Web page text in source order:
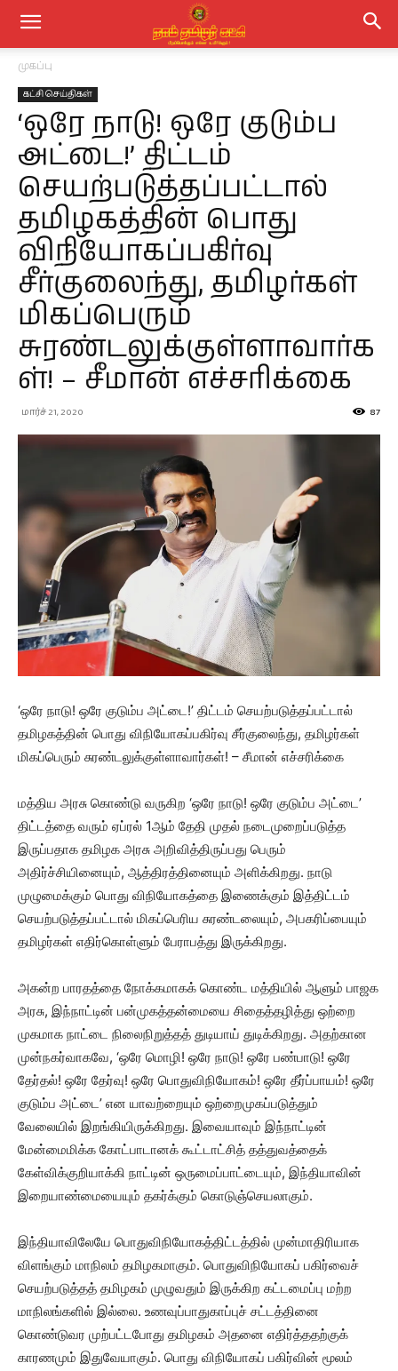
முகப்பு
கட்சி செய்திகள்
‘ஒரே நாடு! ஒரே குடும்ப
அட்டை!’ திட்டம்
செயற்படுத்தப்பட்டால்
தமிழகத்தின் பொது
விநியோகப்பகிர்வு
சீர்குலைந்து, தமிழர்கள்
மிகப்பெரும்
சுரண்டலுக்குள்ளாவார்க
ள்! – சீமான் எச்சரிக்கை
மார்ச் 21, 2020 87
‘ஒரே நாடு! ஒரே குடும்ப அட்டை!’ திட்டம் செயற்படுத்தப்பட்டால்
தமிழகத்தின் பொது விநியோகப்பகிர்வு சீர்குலைந்து, தமிழர்கள்
மிகப்பெரும் சுரண்டலுக்குள்ளாவார்கள்! – சீமான் எச்சரிக்கை
மத்திய அரசு கொண்டு வருகிற ‘ஒரே நாடு! ஒரே குடும்ப அட்டை’
திட்டத்தை வரும் ஏப்ரல் 1ஆம் தேதி முதல் நடைமுறைப்படுத்த
இருப்பதாக தமிழக அரசு அறிவித்திருப்பது பெரும்
அதிர்ச்சியினையும், ஆத்திரத்தினையும் அளிக்கிறது. நாடு
முழுமைக்கும் பொது விநியோகத்தை இணைக்கும் இத்திட்டம்
செயற்படுத்தப்பட்டால் மிகப்பெரிய சுரண்டலையும், அபகரிப்பையும்
தமிழர்கள் எதிர்கொள்ளும் பேராபத்து இருக்கிறது.
அகன்ற பாரதத்தை நோக்கமாகக் கொண்ட மத்தியில் ஆளும் பாஜக
அரசு, இந்நாட்டின் பன்முகத்தன்மையை சிதைத்தழித்து ஒற்றை
முகமாக நாட்டை நிலைநிறுத்தத் துடியாய் துடிக்கிறது. அதற்கான
முன்நகர்வாகவே, ‘ஒரே மொழி! ஒரே நாடு! ஒரே பண்பாடு! ஒரே
தேர்தல்! ஒரே தேர்வு! ஒரே பொதுவிநியோகம்! ஒரே தீர்ப்பாயம்! ஒரே
குடும்ப அட்டை’ என யாவற்றையும் ஒற்றைமுகப்படுத்தும்
வேலையில் இறங்கியிருக்கிறது. இவையாவும் இந்நாட்டின்
மேன்மைமிக்க கோட்பாடானக் கூட்டாட்சித் தத்துவத்தைக்
கேள்விக்குறியாக்கி நாட்டின் ஒருமைப்பாட்டையும், இந்தியாவின்
இறையாண்மையையும் தகர்க்கும் கொடுஞ்செயலாகும்.
இந்தியாவிலேயே பொதுவிநியோகத்திட்டத்தில் முன்மாதிரியாக
விளங்கும் மாநிலம் தமிழகமாகும். பொதுவிநியோகப் பகிர்வைச்
செயற்படுத்தத் தமிழகம் முழுவதும் இருக்கிற கட்டமைப்பு மற்ற
மாநிலங்களில் இல்லை. உணவுப்பாதுகாப்புச் சட்டத்தினை
கொண்டுவர முற்பட்டபோது தமிழகம் அதனை எதிர்த்ததற்குக்
காரணமும் இதுவேயாகும். பொது விநியோகப் பகிர்வின் மூலம்